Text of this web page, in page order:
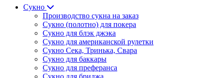
Сукно
Производство сукна на заказ
Сукно (полотно) для покера
Сукно для блэк джэка
Сукно для американской рулетки
Сукно Сека, Тринька, Свара
Сукно для баккары
Сукно для преферанса